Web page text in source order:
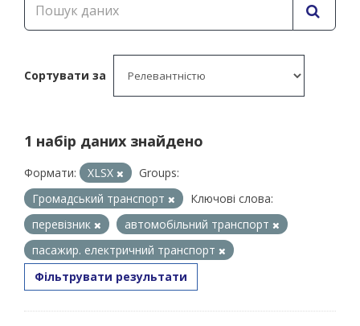
Сортувати за
1 набір даних знайдено
Формати: XLSX
Groups:
Громадський транспорт
Ключові слова:
перевізник
автомобільний транспорт
пасажир. електричний транспорт
Фільтрувати результати